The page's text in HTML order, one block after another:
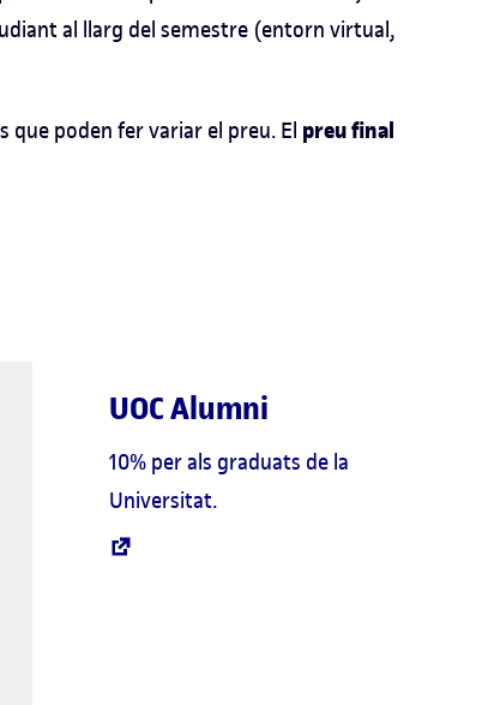
al llarg del semestre (entorn virtual,
poden fer variar el preu. El preu final
UOC Alumni
10% per als graduats de la
Universitat.